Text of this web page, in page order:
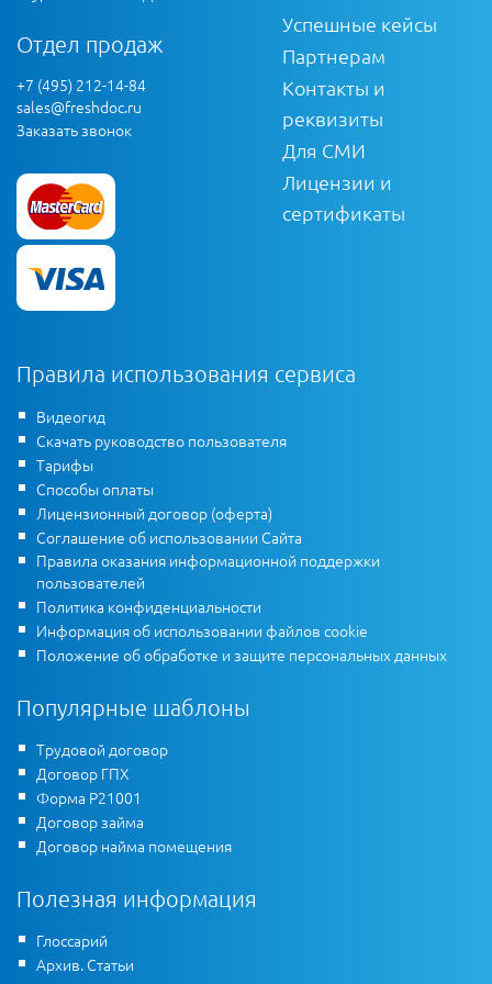
Отдел продаж
+7 (495) 212-14-84
sales@freshdoc.ru
Заказать звонок
Успешные кейсы
Партнерам
Контакты и
реквизиты
Для СМИ
Лицензии и
сертификаты
Правила использования сервиса
Видеогид
Скачать руководство пользователя
Тарифы
Способы оплаты
Лицензионный договор (оферта)
Соглашение об использовании Сайта
Правила оказания информационной поддержки
пользователей
Политика конфиденциальности
Информация об использовании файлов cookie
Положение об обработке и защите персональных данных
Популярные шаблоны
Трудовой договор
Договор ГПХ
Форма Р21001
Договор займа
Договор найма помещения
Полезная информация
Глоссарий
Архив. Статьи